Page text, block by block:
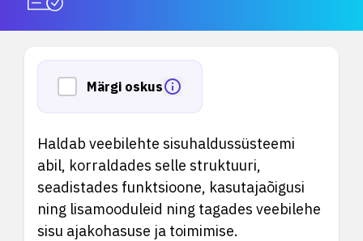
Märgi oskus
Haldab veebilehte sisuhaldussüsteemi
abil, korraldades selle struktuuri,
seadistades funktsioone, kasutajaõigusi
ning lisamooduleid ning tagades veebilehe
sisu ajakohasuse ja toimimise.